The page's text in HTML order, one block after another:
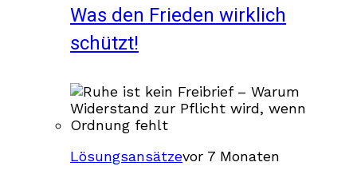
Was den Frieden wirklich
schützt!
Lösungsansätzevor 7 Monaten